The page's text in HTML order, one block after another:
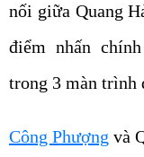
nối giữa Quang
điểm nhấn
trong 3 màn trình
Công Phượng và